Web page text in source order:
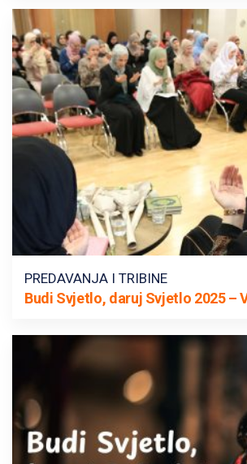
PREDAVANJA I TRIBINE
Budi Svjetlo, daruj Svjetlo 2025 –